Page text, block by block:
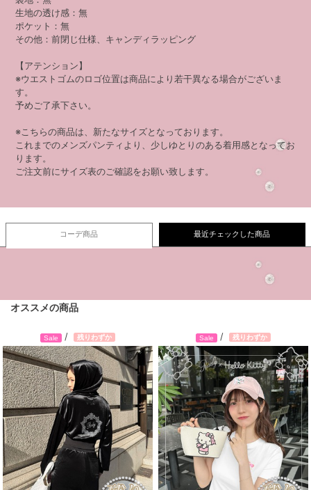
生地の透け感：無
ポケット：無
その他：前閉じ仕様、キャンディラッピング
【アテンション】
※ウエストゴムのロゴ位置は商品により若干異なる場合がございま
す。
予めご了承下さい。
※こちらの商品は、新たなサイズとなっております。
これまでのメンズパンティより、少しゆとりのある着用感となってお
ります。
ご注文前にサイズ表のご確認をお願い致します。
コーデ商品 最近チェックした商品
オススメの商品
Sale / 残りわずか Sale / 残りわずか